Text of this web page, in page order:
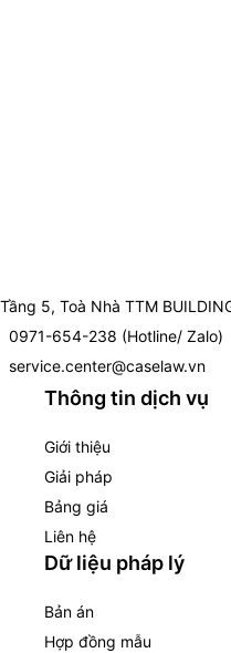
Tầng 5, Toà Nhà TTM
0971-654-238 (Hotline/ Zalo)
service.center@caselaw.vn
Thông tin dịch vụ
Giới thiệu
Giải pháp
Bảng giá
Liên hệ
Dữ liệu pháp lý
Bản án
Hợp đồng mẫu